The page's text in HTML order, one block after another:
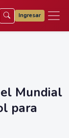
Ingresar
Mundial
para